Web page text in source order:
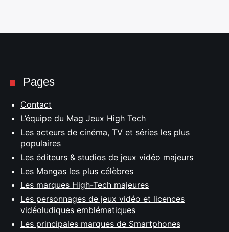
Pages
Contact
L’équipe du Mag Jeux High Tech
Les acteurs de cinéma, TV et séries les plus
populaires
Les éditeurs & studios de jeux vidéo majeurs
Les Mangas les plus célèbres
Les marques High-Tech majeures
Les personnages de jeux vidéo et licences
vidéoludiques emblématiques
Les principales marques de Smartphones